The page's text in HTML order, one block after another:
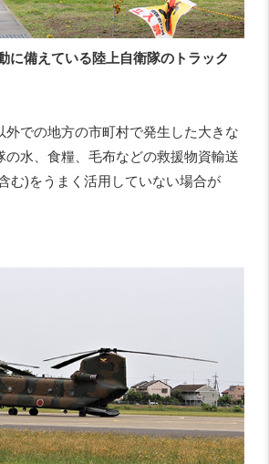
に備えている陸上自衛隊のトラック
外での地方の市町村で発生した大きな
の水、食糧、毛布などの救援物資輸送
む)をうまく活用していない場合が